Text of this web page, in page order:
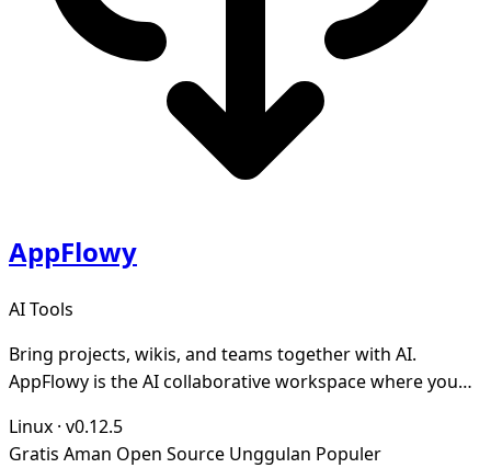
AppFlowy
AI Tools
Bring projects, wikis, and teams together with AI.
AppFlowy is the AI collaborative workspace where you
Linux · v0.12.5
Gratis Aman Open Source Unggulan Populer